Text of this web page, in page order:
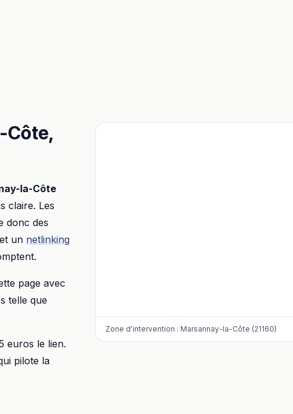
Côte,
la-Côte
claire. Les
donc des
un netlinking
page avec
telle que
euros le lien.
pilote la
Zone d'intervention : Marsannay-la-Côte (21160)